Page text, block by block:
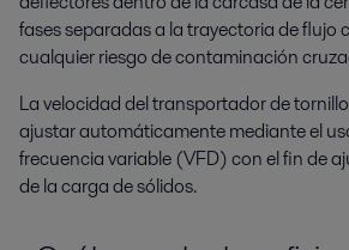
fases separadas a la trayectoria de flujo
cualquier riesgo de contaminación
La velocidad del transportador de
ajustar automáticamente mediante el
frecuencia variable (VFD) con el fin de
de la carga de sólidos.